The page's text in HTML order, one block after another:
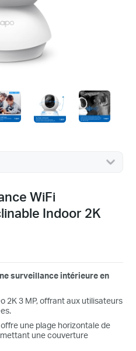
WiFi
Indoor 2K
surveillance intérieure en
2K 3 MP, offrant aux utilisateurs
offre une plage horizontale de
une couverture